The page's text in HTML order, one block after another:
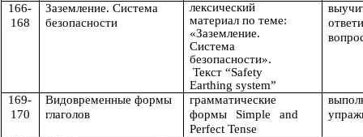
166-
168
Заземление. Система
безопасности
лексический
материал по теме:
«Заземление.
Система
безопасности».
Текст “Safety
Earthing system”
169-
170
Видовременные формы
глаголов
грамматические
формы Simple and
Perfect Tense